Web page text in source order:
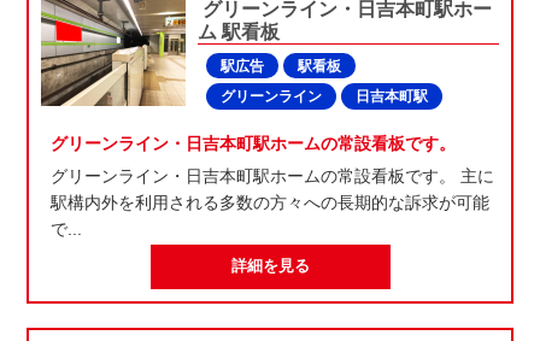
グリーンライン・日吉本町駅ホー
ム 駅看板
駅広告
駅看板
グリーンライン
日吉本町駅
グリーンライン・日吉本町駅ホームの常設看板です。
グリーンライン・日吉本町駅ホームの常設看板です。 主に
駅構内外を利用される多数の方々への長期的な訴求が可能
で...
詳細を見る